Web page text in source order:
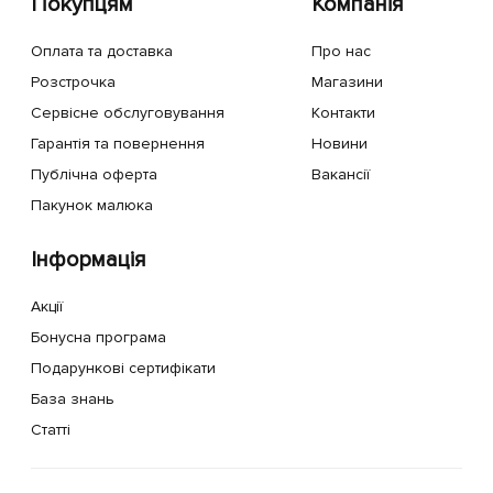
Оплата та доставка
Розстрочка
Сервісне обслуговування
Гарантія та повернення
Публічна оферта
Пакунок малюка
Про нас
Магазини
Контакти
Новини
Вакансії
Інформація
Акції
Бонусна програма
Подарункові сертифікати
База знань
Статті